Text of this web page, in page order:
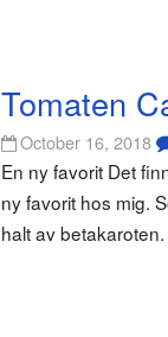
Tomaten
October 16, 2018
En ny favorit Det
ny favorit hos mig.
halt av